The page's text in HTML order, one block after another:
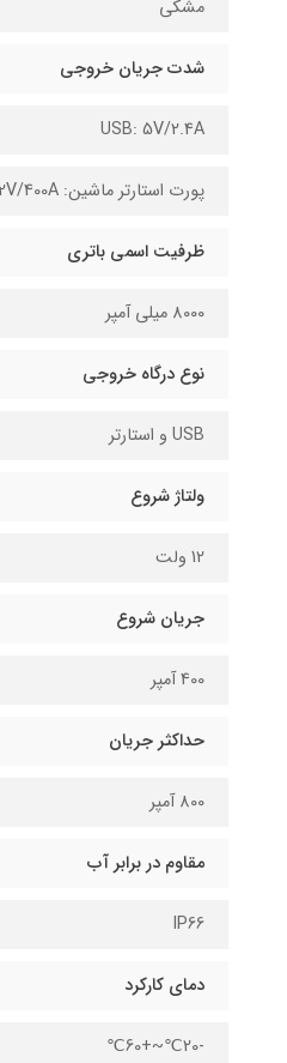
مشکی
شدت جریان خروجی
USB: 5V/2.4A
پورت استارتر ماشین: 12V/400A
ظرفیت اسمی باتری
8000 میلی آمپر
نوع درگاه خروجی
USB و استارتر
ولتاژ شروع
12 ولت
جریان شروع
400 آمپر
حداکثر جریان
800 آمپر
مقاوم در برابر آب
IP66
دمای کارکرد
-20℃~+60℃